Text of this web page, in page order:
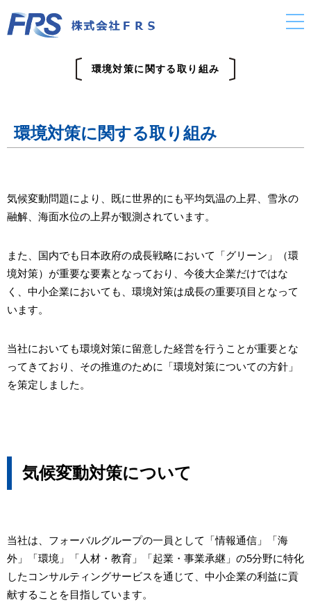
環境対策に関する取り組み
環境対策に関する取り組み
気候変動問題により、既に世界的にも平均気温の上昇、雪氷の
融解、海面水位の上昇が観測されています。
また、国内でも日本政府の成長戦略において「グリーン」（環
境対策）が重要な要素となっており、今後大企業だけではな
く、中小企業においても、環境対策は成長の重要項目となって
います。
当社においても環境対策に留意した経営を行うことが重要とな
ってきており、その推進のために「環境対策についての方針」
を策定しました。
気候変動対策について
当社は、フォーバルグループの一員として「情報通信」「海
外」「環境」「人材・教育」「起業・事業承継」の5分野に特化
したコンサルティングサービスを通じて、中小企業の利益に貢
献することを目指しています。